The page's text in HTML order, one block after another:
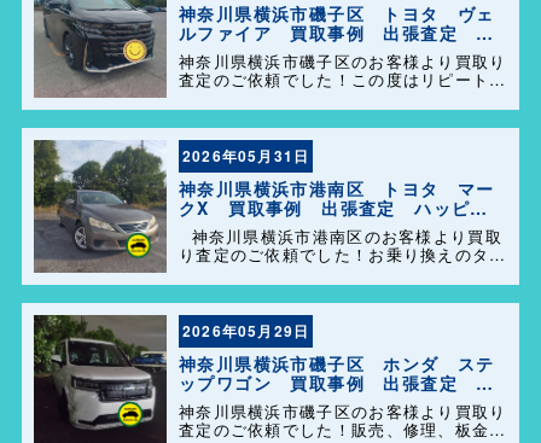
神奈川県横浜市磯子区 トヨタ ヴェ
ルファイア 買取事例 出張査定 ハ
ッピーカーズ港南店！
神奈川県横浜市磯子区のお客様より買取り
査定のご依頼でした！この度はリピートで
様のお車を迅速かつ丁寧に対応させていた
だきました。 今後ともよろしくお願いし
ます＼(^o^)／
2026年05月31日
神奈川県横浜市港南区 トヨタ マー
クX 買取事例 出張査定 ハッピー
カーズ港南店！
神奈川県横浜市港南区のお客様より買取
り査定のご依頼でした！お乗り換えのタイ
い取らせて頂きありがとうございます。今
後とも弊社の事をよろしくお願いします＼
(^o^)／
2026年05月29日
神奈川県横浜市磯子区 ホンダ ステ
ップワゴン 買取事例 出張査定 ハ
ッピーカーズ港南店！
神奈川県横浜市磯子区のお客様より買取り
査定のご依頼でした！販売、修理、板金、